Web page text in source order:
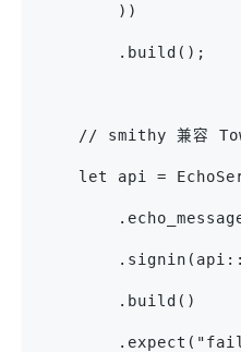
        ))
        .build();
// smithy 兼容
let api =
        .build()